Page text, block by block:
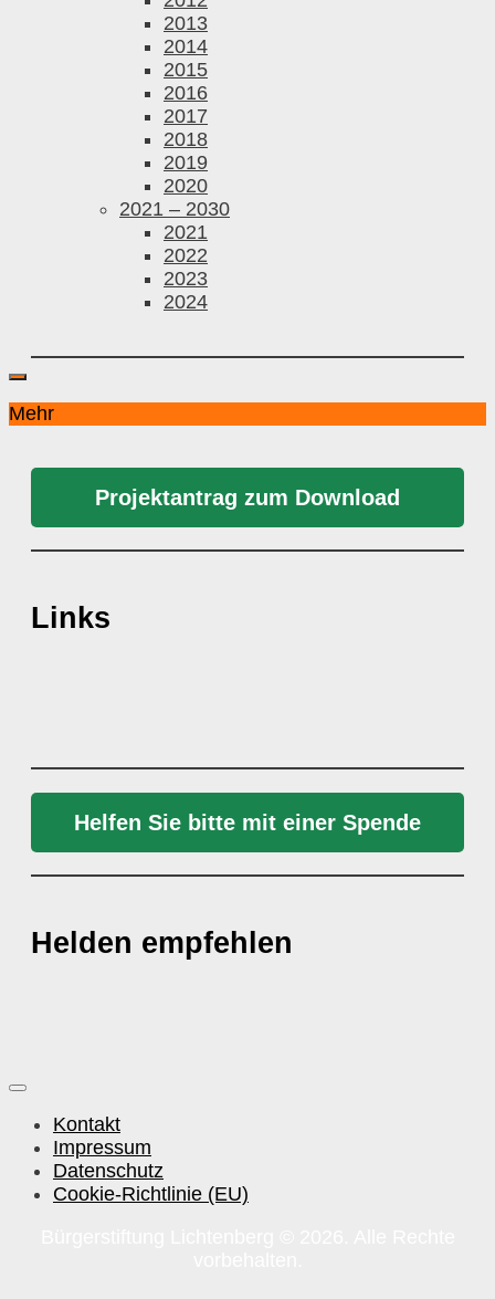
2013
2014
2015
2016
2017
2018
2019
2020
2021 – 2030
2021
2022
2023
2024
Mehr
Projektantrag zum Download
Links
Helfen Sie bitte mit einer Spende
Helden empfehlen
Kontakt
Impressum
Datenschutz
Cookie-Richtlinie (EU)